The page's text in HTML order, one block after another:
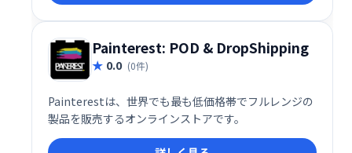
Painterest: POD & DropShipping
0.0 (0件)
Painterestは、世界でも最も低価格帯でフルレンジの
製品を販売するオンラインストアです。